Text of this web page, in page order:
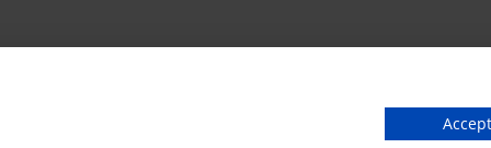
Huanan Ind Park, Stadt Liaobu, Stadt Dongguan, Provinz